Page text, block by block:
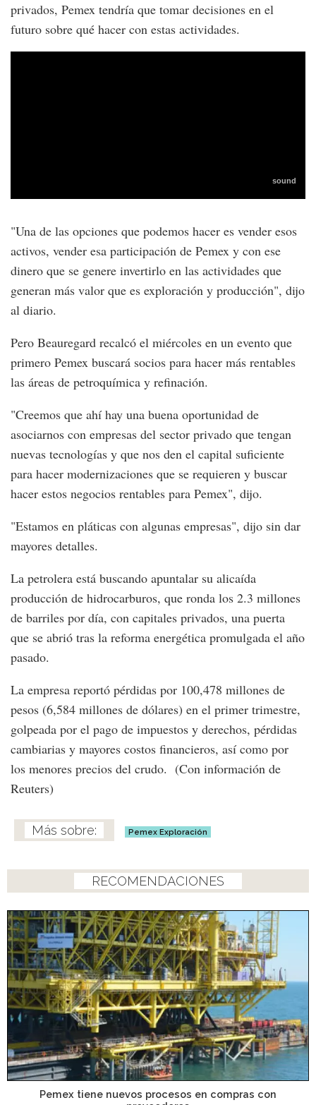
privados, Pemex tendría que tomar decisiones en el
futuro sobre qué hacer con estas actividades.
"Una de las opciones que podemos hacer es vender esos
activos, vender esa participación de Pemex y con ese
dinero que se genere invertirlo en las actividades que
generan más valor que es exploración y producción", dijo
al diario.
Pero Beauregard recalcó el miércoles en un evento que
primero Pemex buscará socios para hacer más rentables
las áreas de petroquímica y refinación.
"Creemos que ahí hay una buena oportunidad de
asociarnos con empresas del sector privado que tengan
nuevas tecnologías y que nos den el capital suficiente
para hacer modernizaciones que se requieren y buscar
hacer estos negocios rentables para Pemex", dijo.
"Estamos en pláticas con algunas empresas", dijo sin dar
mayores detalles.
La petrolera está buscando apuntalar su alicaída
producción de hidrocarburos, que ronda los 2.3 millones
de barriles por día, con capitales privados, una puerta
que se abrió tras la reforma energética promulgada el año
pasado.
La empresa reportó pérdidas por 100,478 millones de
pesos (6,584 millones de dólares) en el primer trimestre,
golpeada por el pago de impuestos y derechos, pérdidas
cambiarias y mayores costos financieros, así como por
los menores precios del crudo. (Con información de
Reuters)
Pemex Exploración
RECOMENDACIONES
Pemex tiene nuevos procesos en compras con